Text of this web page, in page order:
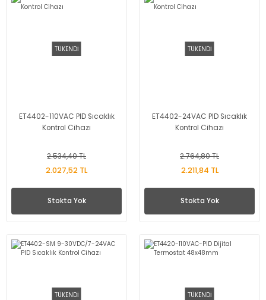
TÜKENDİ
ET4402-110VAC PID Sıcaklık
Kontrol Cihazı
2.534,40 TL
2.027,52 TL
Stokta Yok
TÜKENDİ
ET4402-24VAC PID Sıcaklık
Kontrol Cihazı
2.764,80 TL
2.211,84 TL
Stokta Yok
TÜKENDİ TÜKENDİ